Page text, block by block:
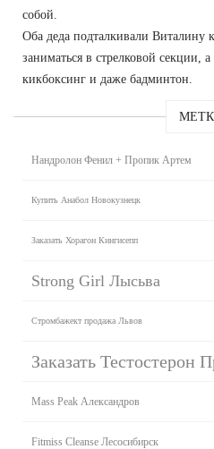
собой.
Оба деда подталкивали Виталину
заниматься в стрелковой секции,
кикбоксинг и даже бадминтон.
Нандролон Фенил + Пропик Артем
Купить Анабол Новокузнецк
Заказать Хорагон Кингисепп
Strong Girl Лысьва
Стромбажект продажа Львов
Заказать Тестостерон
Mass Peak Александров
Fitmiss Cleanse Лесосибирск